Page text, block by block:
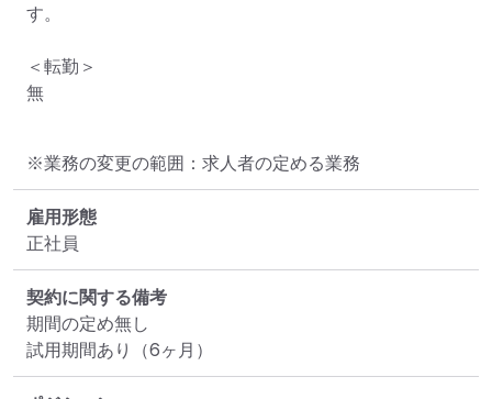
す。
＜転勤＞
無
※業務の変更の範囲：求人者の定める業務
雇用形態
正社員
契約に関する備考
期間の定め無し
試用期間あり（6ヶ月）